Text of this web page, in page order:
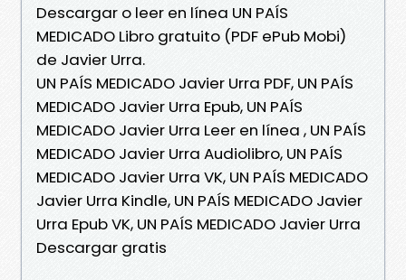
Descargar o leer en línea UN PAÍS
MEDICADO Libro gratuito (PDF ePub Mobi)
de Javier Urra.
UN PAÍS MEDICADO Javier Urra PDF, UN PAÍS
MEDICADO Javier Urra Epub, UN PAÍS
MEDICADO Javier Urra Leer en línea , UN PAÍS
MEDICADO Javier Urra Audiolibro, UN PAÍS
MEDICADO Javier Urra VK, UN PAÍS MEDICADO
Javier Urra Kindle, UN PAÍS MEDICADO Javier
Urra Epub VK, UN PAÍS MEDICADO Javier Urra
Descargar gratis